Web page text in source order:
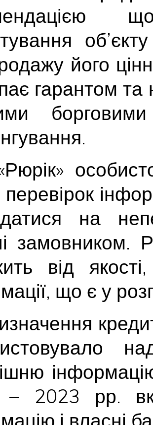
його
гарантом та
борговими
на
замовником.
від
що є у
2023 рр.